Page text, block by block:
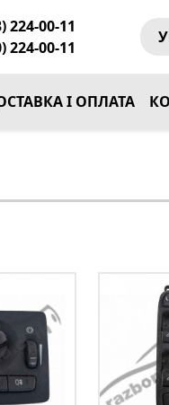
224-00-11
224-00-11
І ОПЛАТА